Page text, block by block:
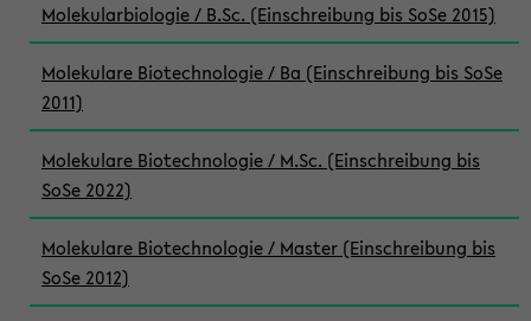
Molekularbiologie / B.Sc. (Einschreibung bis SoSe 2015)
Molekulare Biotechnologie / Ba (Einschreibung bis SoSe
2011)
Molekulare Biotechnologie / M.Sc. (Einschreibung bis
SoSe 2022)
Molekulare Biotechnologie / Master (Einschreibung bis
SoSe 2012)